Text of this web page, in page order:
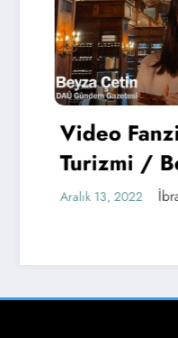
Video
Turizmi /
Aralık 13, 2022